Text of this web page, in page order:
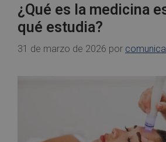
¿Qué es la medicina
qué estudia?
31 de marzo de 2026 por